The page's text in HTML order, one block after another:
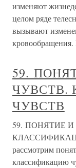
изменяют
целом ряде
вызывают
59.
ЧУВСТВ.
ЧУВСТВ
59. ПОНЯТИЕ
рассмотрим
классификацию